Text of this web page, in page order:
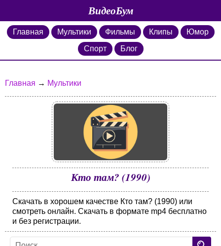
ВидеоБум
Главная Мультики Фильмы Клипы
Юмор
Спорт
Блог
Главная → Мультики
Кто там? (1990)
Скачать в хорошем качестве Кто там? (1990) или
смотреть онлайн. Скачать в формате mp4 бесплатно
и без регистрации.